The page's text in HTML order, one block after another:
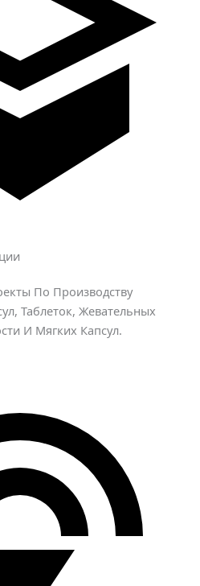
По Производству
Таблеток, Жевательных
И Мягких Капсул.
Portuguese
Turkish
Spanish
Vietnamese